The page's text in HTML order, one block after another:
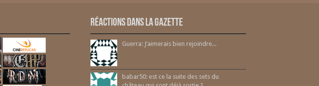
Réactions dans la gazette
Guerra: J’aimerais bien rejoindre...
babar50: est ce la suite des sets du